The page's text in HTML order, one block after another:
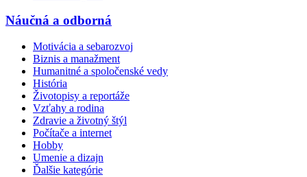
Náučná a odborná
Motivácia a sebarozvoj
Biznis a manažment
Humanitné a spoločenské vedy
História
Životopisy a reportáže
Vzťahy a rodina
Zdravie a životný štýl
Počítače a internet
Hobby
Umenie a dizajn
Ďalšie kategórie